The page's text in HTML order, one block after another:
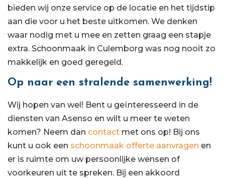
bieden wij onze service op de locatie en het tijdstip
aan die voor u het beste uitkomen. We denken
waar nodig met u mee en zetten graag een stapje
extra. Schoonmaak in Culemborg was nog nooit zo
makkelijk en goed geregeld.
Op naar een stralende samenwerking!
Wij hopen van wel! Bent u geïnteresseerd in de
diensten van Asenso en wilt u meer te weten
komen? Neem dan contact met ons op! Bij ons
kunt u ook een schoonmaak offerte aanvragen en
er is ruimte om uw persoonlijke wensen of
voorkeuren uit te spreken. Bij een akkoord